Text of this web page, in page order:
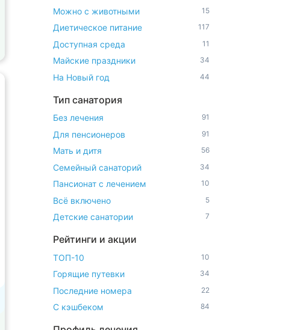
Можно с животными 15
Диетическое питание 117
Доступная среда 11
Майские праздники 34
На Новый год 44
Тип санатория
Без лечения 91
Для пенсионеров 91
Мать и дитя 56
Семейный санаторий 34
Пансионат с лечением 10
Всё включено 5
Детские санатории 7
Рейтинги и акции
ТОП-10 10
Горящие путевки 34
Последние номера 22
С кэшбеком 84